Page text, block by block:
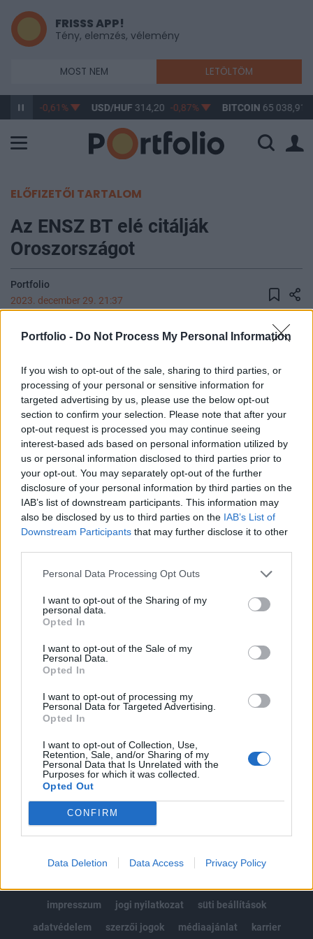
Portfolio - Do Not Process My Personal Information
If you wish to opt-out of the sale, sharing to third parties, or
processing of your personal or sensitive information for
targeted advertising by us, please use the below opt-out
section to confirm your selection. Please note that after your
opt-out request is processed you may continue seeing
interest-based ads based on personal information utilized by
us or personal information disclosed to third parties prior to
your opt-out. You may separately opt-out of the further
disclosure of your personal information by third parties on the
IAB’s list of downstream participants. This information may
also be disclosed by us to third parties on the IAB’s List of
Downstream Participants that may further disclose it to other
Personal Data Processing Opt Outs
I want to opt-out of the Sharing of my
personal data.
Opted In
I want to opt-out of the Sale of my
Personal Data.
Opted In
I want to opt-out of processing my
Personal Data for Targeted Advertising.
Opted In
I want to opt-out of Collection, Use,
Retention, Sale, and/or Sharing of my
Personal Data that Is Unrelated with the
Purposes for which it was collected.
Opted Out
CONFIRM
Data Deletion Data Access Privacy Policy
FRISSS APP!
Tény, elemzés, vélemény
MOST NEM LETÖLTÖM
363,17 -0,61% USD/HUF314,20 -0,87% BITCOIN65 038,91
ELŐFIZETŐI TARTALOM
Az ENSZ BT elé citálják
Oroszországot
Portfolio
2023. december 29. 21:37
Az ENSZ Biztonsági Tanácsa az ukrajnai helyzetet
legnagyobb légitámadását hajtotta végre.
Az ENSZ Biztonsági Tanácsa a tervek szerint rendkívüli
ülést tart az Ukrajnában kialakult helyzetről. Erre azt
követően kerül sor, hogy Kijev és szövetségesei sürgették a
Tanács összehívását válaszul a pénteki orosz rakéta- és
dróntámadásokra, amelyek a konfliktus eddigi
legkiterjedtebb légi támadását jelentették és több civil
létesítményben is kárt okoztak. ...
KEDVES OLVASÓNK!
A keresett cikk a portfolio.hu hírarchívumához
regisztrációhoz kötött.
Portfolio.hu teljes cikkarchívum
Kötéslisták: BÉT elmúlt 2 év napon belüli
MÁR ELŐFIZETŐNK VAGY?BEJELENTKEZÉS
impresszum
jogi nyilatkozat
süti beállítások
adatvédelem
szerzői jogok médiaajánlat karrier